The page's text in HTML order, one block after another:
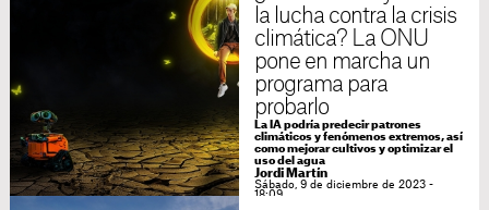
la lucha contra la crisis
climática? La ONU
pone en marcha un
programa para
probarlo
La IA podría predecir patrones
climáticos y fenómenos extremos, así
como mejorar cultivos y optimizar el
uso del agua
Jordi Martín
Sábado, 9 de diciembre de 2023 -
18:09